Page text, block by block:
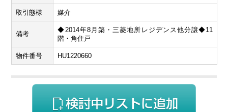
取引態様 媒介
備考
◆2014年8月築・三菱地所レジデンス他分譲◆11
階・角住戸
物件番号 HU1220660